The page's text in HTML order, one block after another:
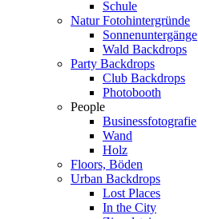
Schule
Natur Fotohintergründe
Sonnenuntergänge
Wald Backdrops
Party Backdrops
Club Backdrops
Photobooth
People
Businessfotografie
Wand
Holz
Floors, Böden
Urban Backdrops
Lost Places
In the City